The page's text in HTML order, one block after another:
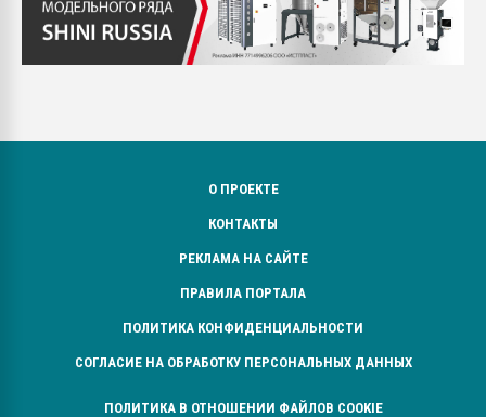
О ПРОЕКТЕ
КОНТАКТЫ
РЕКЛАМА НА САЙТЕ
ПРАВИЛА ПОРТАЛА
ПОЛИТИКА КОНФИДЕНЦИАЛЬНОСТИ
СОГЛАСИЕ НА ОБРАБОТКУ ПЕРСОНАЛЬНЫХ ДАННЫХ
ПОЛИТИКА В ОТНОШЕНИИ ФАЙЛОВ COOKIE